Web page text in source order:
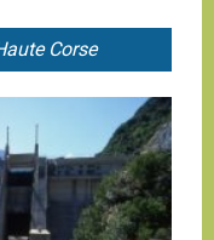
Corse